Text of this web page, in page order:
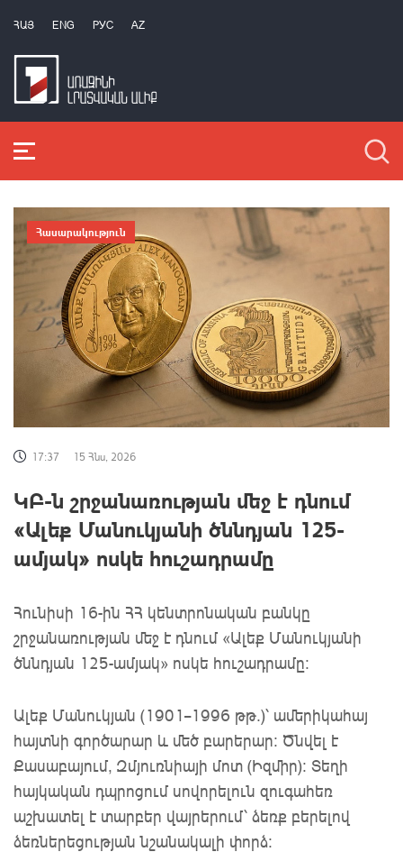
ՀԱՅ ENG РУС AZ
Հասարակություն
17:37 15 Հնս, 2026
ԿԲ-ն շրջանառության մեջ է դնում
«Ալեք Մանուկյանի ծննդյան 125-
ամյակ» ոսկե հուշադրամը
Հունիսի 16-ին ՀՀ կենտրոնական բանկը
շրջանառության մեջ է դնում «Ալեք Մանուկյանի
ծննդյան 125-ամյակ» ոսկե հուշադրամը:
Ալեք Մանուկյան (1901–1996 թթ.)՝ ամերիկահայ
հայտնի գործարար և մեծ բարերար: Ծնվել է
Քասաբայում, Զմյուռնիայի մոտ (Իզմիր)։ Տեղի
հայկական դպրոցում սովորելուն զուգահեռ
աշխատել է տարբեր վայրերում՝ ձեռք բերելով
ձեռներեցության նշանակալի փորձ։